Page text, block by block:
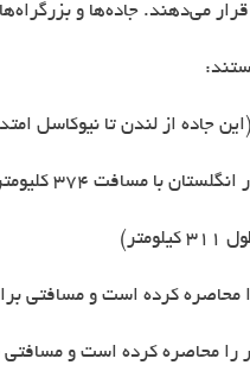
قرار می‌دهند. جاده‌ها و
(این جاده از لندن تا نیوکاسل امتداد دارد.
انگلستان تا مرز میان انگلستان و اسکاتلند امتداد دارد.)
کرده است و مسافتی برابر 188 کیلومتر
کرده است و مسافتی برابر 58 کیلومتر